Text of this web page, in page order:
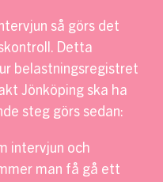
så görs det
Detta
belastningsregistret
Jönköping ska ha
steg görs sedan:
intervjun och
man få gå ett